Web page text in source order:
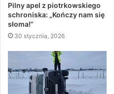
Pilny apel z piotrkowskiego
schroniska: „Kończy nam się
słoma!”
30 stycznia, 2026